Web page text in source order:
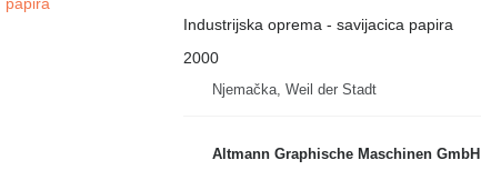
Industrijska oprema - savijacica papira
2000
Njemačka, Weil der Stadt
Altmann Graphische Maschinen GmbH